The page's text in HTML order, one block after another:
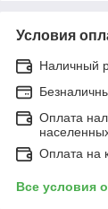
Условия
Наличный
Оплата
Оплата на
Все условия